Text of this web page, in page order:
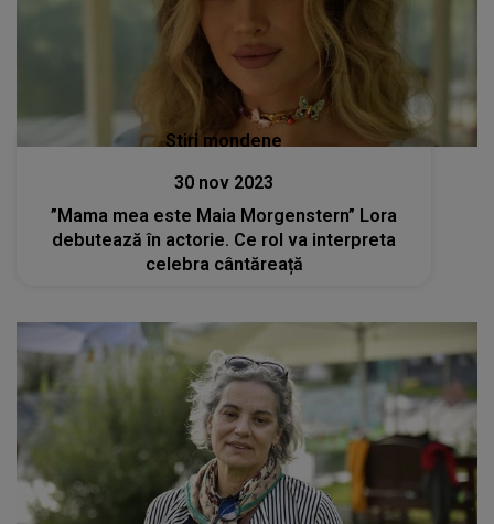
Stiri mondene
30 nov 2023
”Mama mea este Maia Morgenstern” Lora
debutează în actorie. Ce rol va interpreta
celebra cântăreață